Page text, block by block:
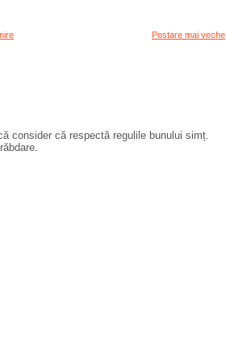
Postare mai veche
consider că respectă regulile bunului simț.